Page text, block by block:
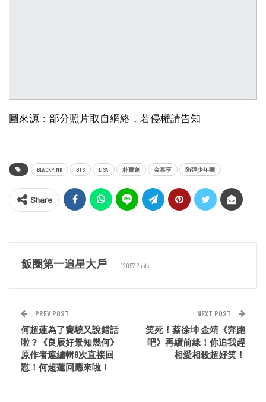
圖來源：部分照片取自網絡，若侵權請告知
BLACKPINK BTS LISA 朴寶劍 金泰亨 防彈少年團
Share
飯圈第一追星大戶 12057 Posts
PREV POST
何超蓮為了竇驍又說錯話
啦？《良辰好景知幾何》
原作者連編輯8次直接回
懟！何超蓮回應來啦！
NEXT POST
笑死！蔡徐坤 金靖《奔跑
吧》再續前緣！你追我趕
相愛相殺超好笑！